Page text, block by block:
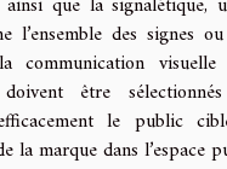
l’ensemble des signes
communication
être
le public
la marque dans l’espace